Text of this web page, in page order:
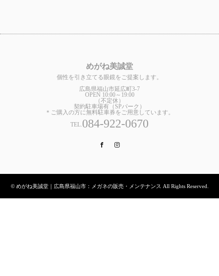
めがね美誠堂
個性を引き立てる眼鏡をご提案します。
広島県福山市延広町3-7
OPEN 10:00～19:00
（不定休）
契約駐車場有（SPパーク）
＊ご購入の方に無料駐車券をご用意しています。
TEL.084-922-0670
Facebook
© めがね美誠堂｜広島県福山市：メガネの販売・メンテナンス All Rights Reserved.